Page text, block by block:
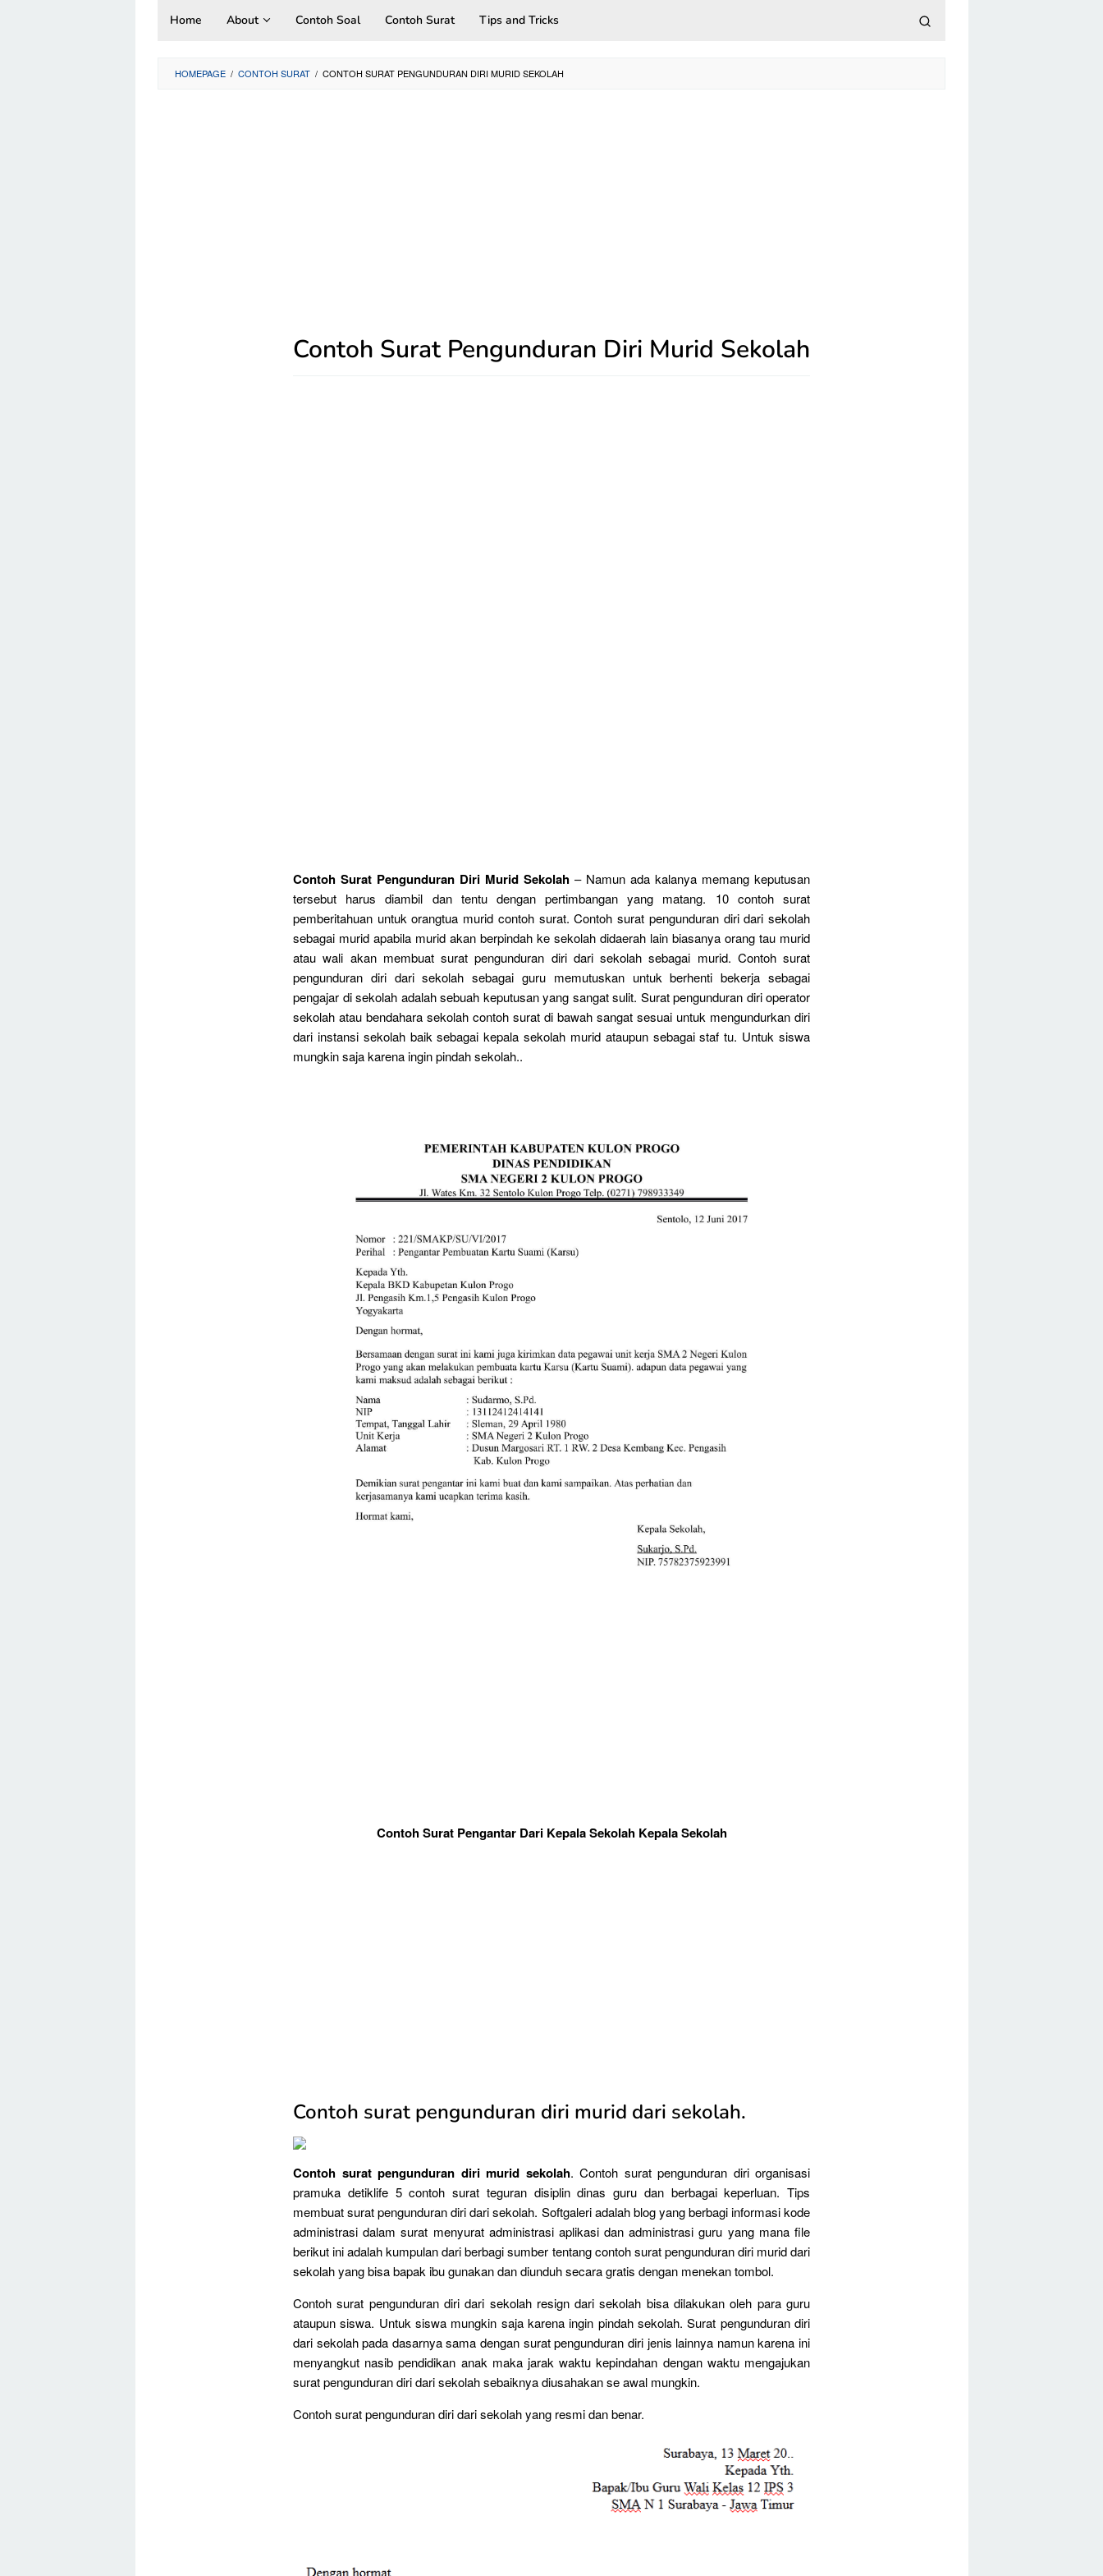
Home About Contoh Soal Contoh Surat Tips and Tricks
HOMEPAGE / CONTOH SURAT / CONTOH SURAT PENGUNDURAN DIRI MURID SEKOLAH
Contoh Surat Pengunduran Diri Murid Sekolah
Contoh Surat Pengunduran Diri Murid Sekolah – Namun ada kalanya memang keputusan
tersebut harus diambil dan tentu dengan pertimbangan yang matang. 10 contoh surat
pemberitahuan untuk orangtua murid contoh surat. Contoh surat pengunduran diri dari sekolah
sebagai murid apabila murid akan berpindah ke sekolah didaerah lain biasanya orang tau murid
atau wali akan membuat surat pengunduran diri dari sekolah sebagai murid. Contoh surat
pengunduran diri dari sekolah sebagai guru memutuskan untuk berhenti bekerja sebagai
pengajar di sekolah adalah sebuah keputusan yang sangat sulit. Surat pengunduran diri operator
sekolah atau bendahara sekolah contoh surat di bawah sangat sesuai untuk mengundurkan diri
dari instansi sekolah baik sebagai kepala sekolah murid ataupun sebagai staf tu. Untuk siswa
mungkin saja karena ingin pindah sekolah..
Contoh Surat Pengantar Dari Kepala Sekolah Kepala Sekolah
Contoh surat pengunduran diri murid dari sekolah.
Contoh surat pengunduran diri murid sekolah. Contoh surat pengunduran diri organisasi
pramuka detiklife 5 contoh surat teguran disiplin dinas guru dan berbagai keperluan. Tips
membuat surat pengunduran diri dari sekolah. Softgaleri adalah blog yang berbagi informasi kode
administrasi dalam surat menyurat administrasi aplikasi dan administrasi guru yang mana file
berikut ini adalah kumpulan dari berbagi sumber tentang contoh surat pengunduran diri murid dari
sekolah yang bisa bapak ibu gunakan dan diunduh secara gratis dengan menekan tombol.
Contoh surat pengunduran diri dari sekolah resign dari sekolah bisa dilakukan oleh para guru
ataupun siswa. Untuk siswa mungkin saja karena ingin pindah sekolah. Surat pengunduran diri
dari sekolah pada dasarnya sama dengan surat pengunduran diri jenis lainnya namun karena ini
menyangkut nasib pendidikan anak maka jarak waktu kepindahan dengan waktu mengajukan
surat pengunduran diri dari sekolah sebaiknya diusahakan se awal mungkin.
Contoh surat pengunduran diri dari sekolah yang resmi dan benar.